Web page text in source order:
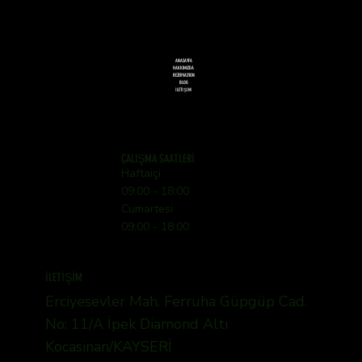
ANASAYFA
HAKKIMIZDA
REZERVASYON
BLOG
İLETİŞİM
ÇALIŞMA SAATLERİ
Haftaiçi
09:00 - 18:00
Cumartesi
09:00 - 18:00
İLETİŞİM
Erciyesevler Mah. Ferruha Güpgüp Cad.
No: 11/A İpek Diamond Altı
Kocasinan/KAYSERİ